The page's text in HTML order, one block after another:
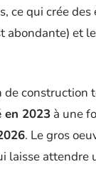
ce qui crée des
et
construction
en 2023 à une
. Le gros
laisse attendre